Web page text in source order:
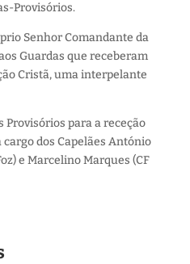
Provisórios.
Senhor Comandante da
Guardas que receberam
Cristã, uma interpelante
Provisórios para a receção
dos Capelães António
e Marcelino Marques (CF